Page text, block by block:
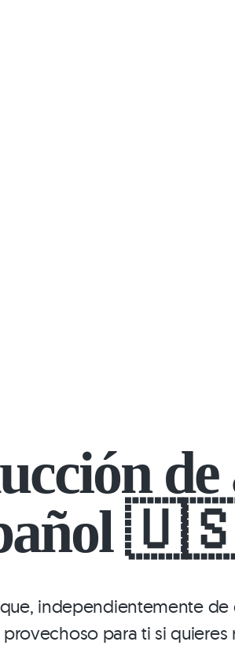
de
independientemente
para ti si